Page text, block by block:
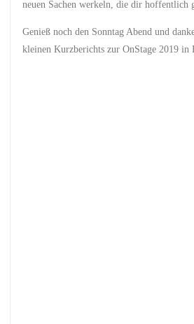
neuen Sachen werkeln, die dir hoffentlich
Genieß noch den Sonntag Abend und
kleinen Kurzberichts zur OnStage 2019 in